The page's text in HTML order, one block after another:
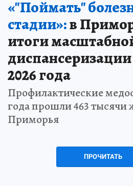
«"Поймать"
стадии»:в
итоги
диспансеризации
2026 года
Профилактические
года прошли 463 тысячи
Приморья
ПРОЧИТАТЬ